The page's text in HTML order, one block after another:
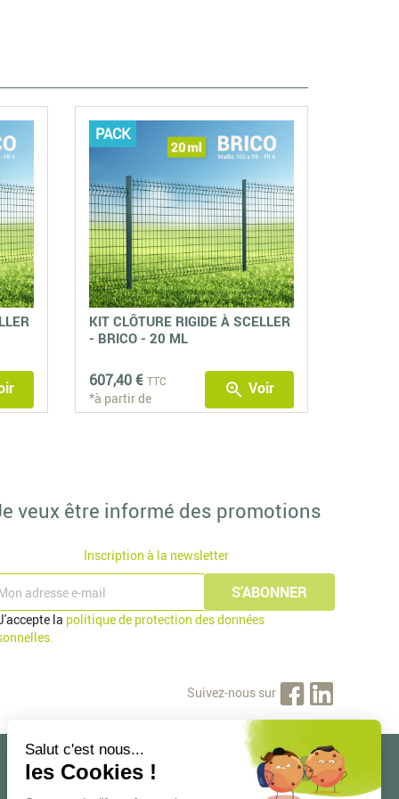
KIT CLÔTURE RIGIDE À SCELLER
- BRICO - 20 ML
607,40 € TTC
*à partir de zoom_in Voir
PACK
veux être informé des promotions
Inscription à la newsletter
la politique de protection des données
Suivez-nous sur
Mon compte